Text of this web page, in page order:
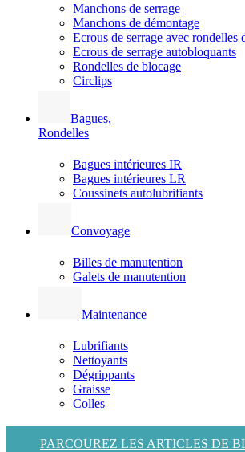
Manchons de serrage
Manchons de démontage
Ecrous de serrage avec rondelles
Ecrous de serrage autobloquants
Rondelles de blocage
Circlips
Bagues,
Rondelles
Bagues intérieures IR
Bagues intérieures LR
Coussinets autolubrifiants
Convoyage
Billes de manutention
Galets de manutention
Maintenance
Lubrifiants
Nettoyants
Dégrippants
Graisse
Colles
PARCOUREZ LES ARTICLES DE